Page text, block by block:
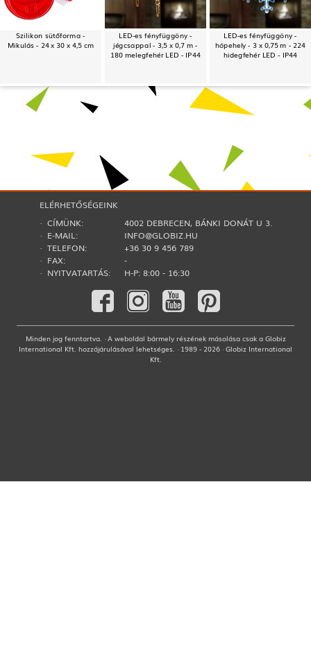
Szilikon sütőforma -
Mikulás - 24 x 30 x 4,5 cm
LED-es fényfüggöny -
jégcsappal - 3,5 x 0,7 m -
180 melegfehér LED - IP44
LED-es fényfüggöny -
hópehely - 3 x 0,75 m - 224
hidegfehér LED - IP44
ELÉRHETŐSÉGEINK
· CÍMÜNK:
4002 DEBRECEN, BÁNKI DONÁT U 3.
· E-MAIL:
INFO@GLOBIZ.HU
· TELEFON:
+36 30 9 456 789
· FAX:
-
· NYITVATARTÁS:
H-P: 8:00 - 16:30
Minden jog fenntartva. · A weboldal bármely részének másolása csak a Globiz
International Kft. hozzájárulásával lehetséges. · 1989 - 2026 · Globiz International
Kft.